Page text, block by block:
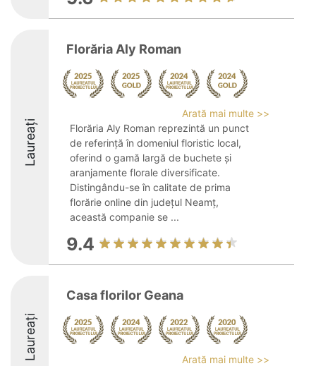
Laureați
Florăria Aly Roman
Arată mai multe >>
Florăria Aly Roman reprezintă un punct
de referință în domeniul floristic local,
oferind o gamă largă de buchete și
aranjamente florale diversificate.
Distingându-se în calitate de prima
florărie online din județul Neamț,
această companie se ...
9.4
Laureați
Casa florilor Geana
Arată mai multe >>